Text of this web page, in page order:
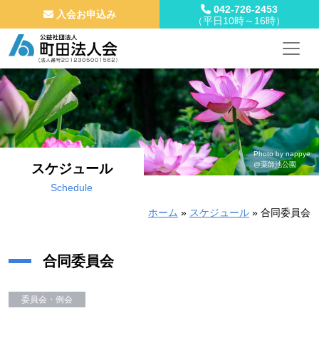
コンテンツへスキップ
メインナビゲーション
入会お申込み
042-726-2453
（平日10時～16時）
スケジュール
Schedule
Photo by nappye
@薬師池公園
ホーム » スケジュール » 合同委員会
合同委員会
委員会・例会